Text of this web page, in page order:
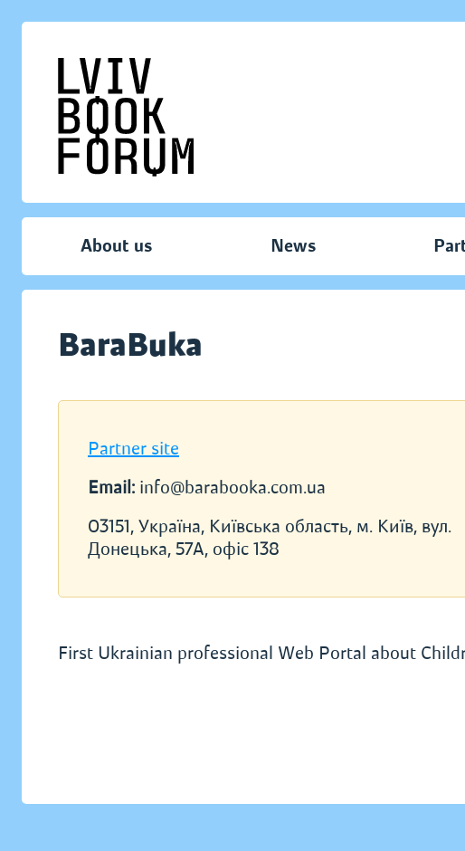
About us News
BaraBuka
Partner site
Email: info@barabooka.com.ua
03151, Україна, Київська область, м. Київ, вул.
Донецька, 57А, офіс 138
First Ukrainian professional Web Portal about